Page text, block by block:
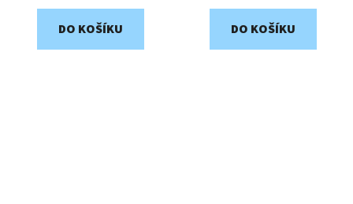
DO KOŠÍKU DO KOŠÍKU